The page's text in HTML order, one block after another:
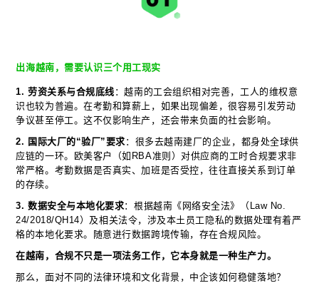
出海越南，需要认识三个用工现实
1. 劳资关系与合规底线 ：越南的工会组织相对完善，工人的维权意
识也较为普遍。在考勤和算薪上，如果出现偏差，很容易引发劳动
争议甚至停工。这不仅影响生产，还会带来负面的社会影响。
2. 国际大厂的“验厂”要求 ：很多去越南建厂的企业，都身处全球供
应链的一环。欧美客户（如RBA准则）对供应商的工时合规要求非
常严格。考勤数据是否真实、加班是否受控，往往直接关系到订单
的存续。
3. 数据安全与本地化要求：根据越南《网络安全法》（Law No.
24/2018/QH14）及相关法令，涉及本土员工隐私的数据处理有着严
格的本地化要求。随意进行数据跨境传输，存在合规风险。
在越南，合规不只是一项法务工作，它本身就是一种生产力。
那么，面对不同的法律环境和文化背景，中企该如何稳健落地？